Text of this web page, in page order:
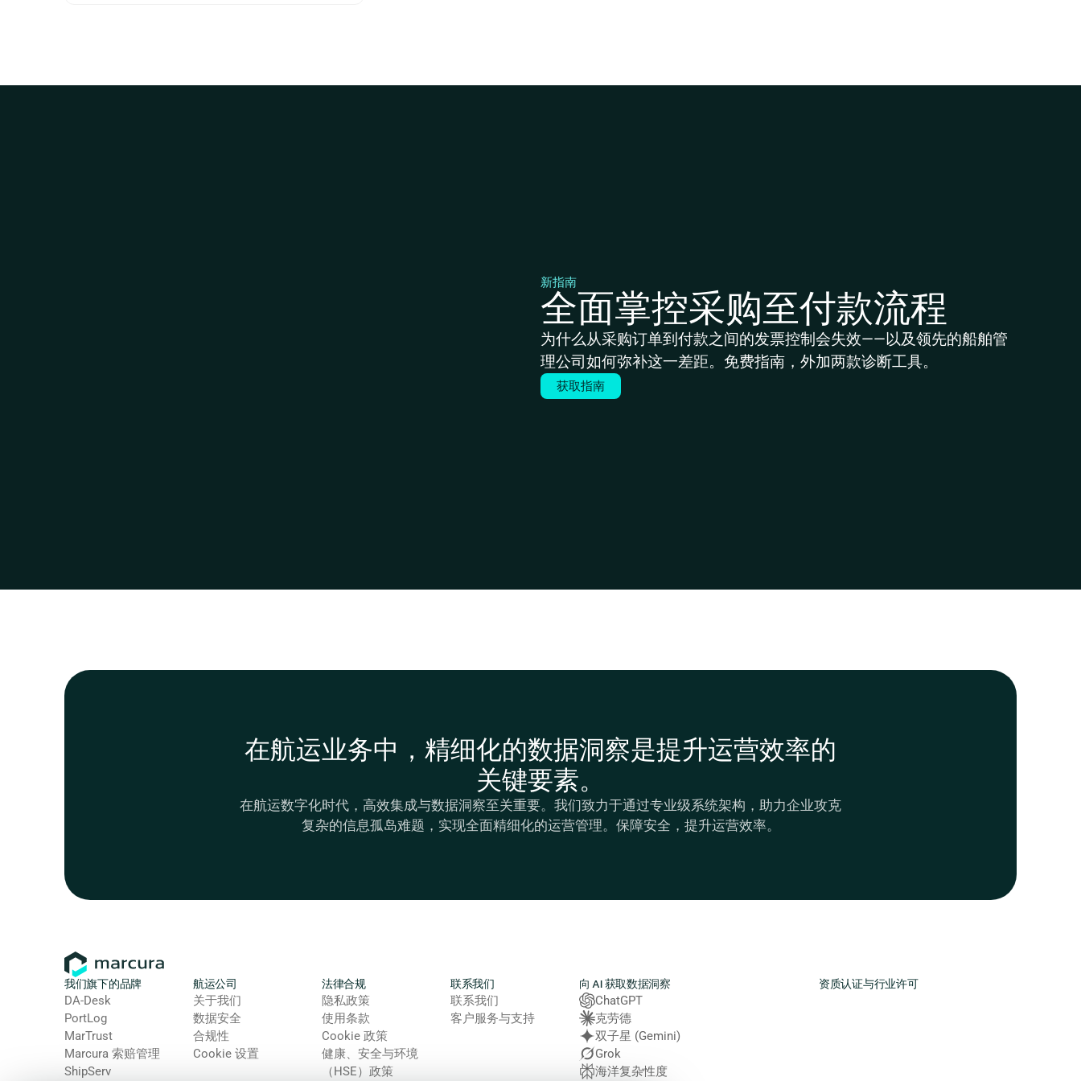
新指南
全面掌控采购至付款流程
为什么从采购订单到付款之间的发票控制会失效——以及领先的船舶管
理公司如何弥补这一差距。免费指南，外加两款诊断工具。
获取指南
在航运业务中，精细化的数据洞察是提升运营效率的
关键要素。
在航运数字化时代，高效集成与数据洞察至关重要。我们致力于通过专业级系统架构，助力企业攻克
复杂的信息孤岛难题，实现全面精细化的运营管理。保障安全，提升运营效率。
我们旗下的品牌
DA-Desk
PortLog
MarTrust
Marcura 索赔管理
ShipServ
航运公司
关于我们
数据安全
合规性
Cookie 设置
法律合规
隐私政策
使用条款
Cookie 政策
健康、安全与环境
（HSE）政策
联系我们
联系我们
客户服务与支持
向 AI 获取数据洞察
ChatGPT
克劳德
双子星 (Gemini)
Grok
海洋复杂性度
资质认证与行业许可